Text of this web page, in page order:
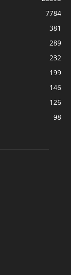
7784
381
289
232
199
146
126
98